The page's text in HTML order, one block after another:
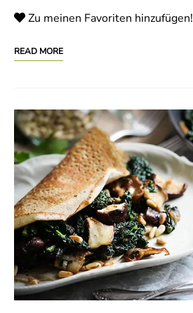
Zu meinen Favoriten hinzufügen!
READ MORE